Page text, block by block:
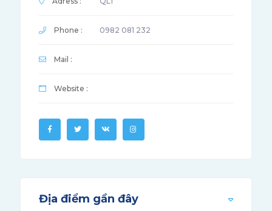
Phone : 0982 081 232
Mail :
Website :
Địa điểm gần đây